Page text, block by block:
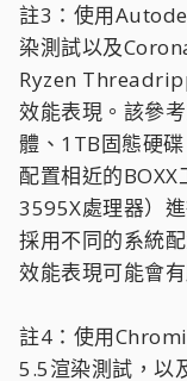
註3：使用
染測試以及
Ryzen
效能表現。該參
體、1TB固態硬
配置相近的
3595X處理器）
採用不同的系統
效能表現可能會
註4：使用
5.5渲染測試，以